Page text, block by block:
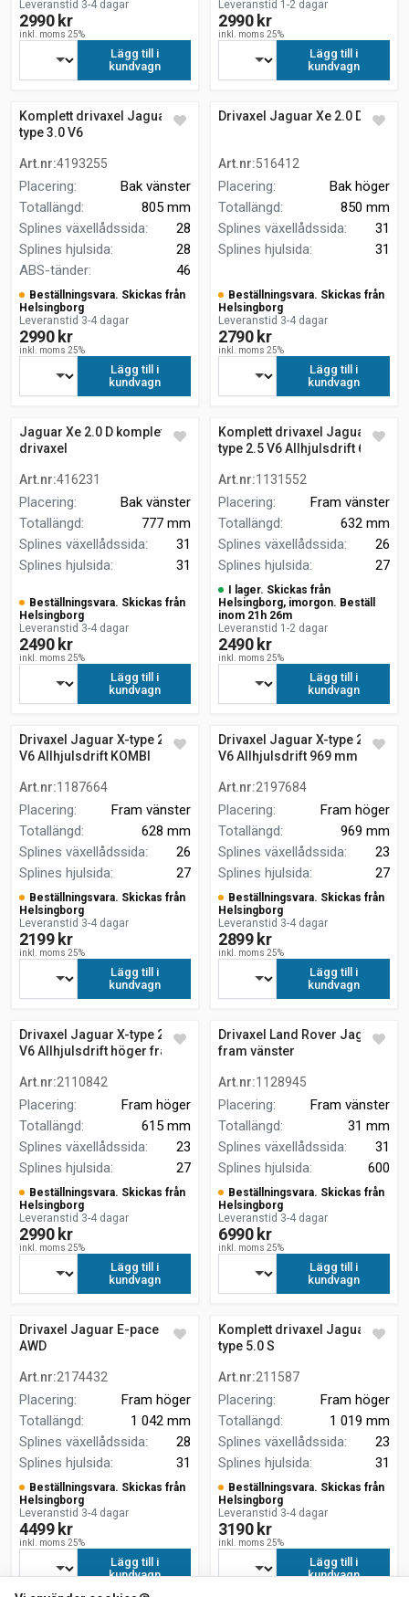
Leveranstid 3-4 dagar
2990 kr
inkl. moms 25%
Lägg till i
kundvagn
Leveranstid 1-2 dagar
2990 kr
inkl. moms 25%
Lägg till i
kundvagn
Komplett drivaxel Jaguar S-
type 3.0 V6
Art.nr:4193255
Placering:
Bak vänster
Totallängd:
805 mm
Splines växellådssida:
28
Splines hjulsida:
28
ABS-tänder: 46
Beställningsvara. Skickas från
Helsingborg
Leveranstid 3-4 dagar
2990 kr
inkl. moms 25%
Lägg till i
kundvagn
Drivaxel Jaguar Xe 2.0 D
Art.nr:516412
Placering:
Bak höger
Totallängd:
850 mm
Splines växellådssida:
31
Splines hjulsida: 31
Beställningsvara. Skickas från
Helsingborg
Leveranstid 3-4 dagar
2790 kr
inkl. moms 25%
Lägg till i
kundvagn
Jaguar Xe 2.0 D komplett
drivaxel
Art.nr:416231
Placering:
Bak vänster
Totallängd:
777 mm
Splines växellådssida:
31
Splines hjulsida: 31
Beställningsvara. Skickas från
Helsingborg
Leveranstid 3-4 dagar
2490 kr
inkl. moms 25%
Lägg till i
kundvagn
Komplett drivaxel Jaguar X-
type 2.5 V6 Allhjulsdrift 632
Art.nr:1131552
Placering:
Fram vänster
Totallängd:
632 mm
Splines växellådssida:
26
Splines hjulsida: 27
I lager. Skickas från
Helsingborg, imorgon. Beställ
inom 21h 26m
Leveranstid 1-2 dagar
2490 kr
inkl. moms 25%
Lägg till i
kundvagn
Drivaxel Jaguar X-type 2.5
V6 Allhjulsdrift KOMBI
Art.nr:1187664
Placering:
Fram vänster
Totallängd:
628 mm
Splines växellådssida:
26
Splines hjulsida: 27
Beställningsvara. Skickas från
Helsingborg
Leveranstid 3-4 dagar
2199 kr
inkl. moms 25%
Lägg till i
kundvagn
Drivaxel Jaguar X-type 2.5
V6 Allhjulsdrift 969 mm
Art.nr:2197684
Placering:
Fram höger
Totallängd:
969 mm
Splines växellådssida:
23
Splines hjulsida: 27
Beställningsvara. Skickas från
Helsingborg
Leveranstid 3-4 dagar
2899 kr
inkl. moms 25%
Lägg till i
kundvagn
Drivaxel Jaguar X-type 2.5
V6 Allhjulsdrift höger fram
Art.nr:2110842
Placering:
Fram höger
Totallängd:
615 mm
Splines växellådssida:
23
Splines hjulsida: 27
Beställningsvara. Skickas från
Helsingborg
Leveranstid 3-4 dagar
2990 kr
inkl. moms 25%
Lägg till i
kundvagn
Drivaxel Land Rover Jaguar
fram vänster
Art.nr:1128945
Placering:
Fram vänster
Totallängd:
31 mm
Splines växellådssida:
31
Splines hjulsida: 600
Beställningsvara. Skickas från
Helsingborg
Leveranstid 3-4 dagar
6990 kr
inkl. moms 25%
Lägg till i
kundvagn
Drivaxel Jaguar E-pace 2.0
AWD
Art.nr:2174432
Placering:
Fram höger
Totallängd:
1 042 mm
Splines växellådssida:
28
Splines hjulsida: 31
Beställningsvara. Skickas från
Helsingborg
Leveranstid 3-4 dagar
4499 kr
inkl. moms 25%
Lägg till i
kundvagn
Komplett drivaxel Jaguar F-
type 5.0 S
Art.nr:211587
Placering:
Fram höger
Totallängd:
1 019 mm
Splines växellådssida:
23
Splines hjulsida: 31
Beställningsvara. Skickas från
Helsingborg
Leveranstid 3-4 dagar
3190 kr
inkl. moms 25%
Lägg till i
kundvagn